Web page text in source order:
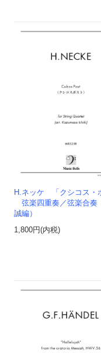
H.ネッケ 「クシコス・
弦楽四重奏／弦楽合奏
誠編）
1,800円(内税)